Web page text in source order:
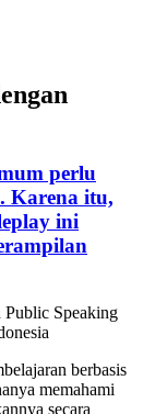
perlu
Karena itu,
ini
berbasis
memahami
secara